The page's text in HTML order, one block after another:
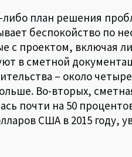
план решения
беспокойство по
с проектом, включая
в сметной
– около
Во-вторых,
почти на 50
США в 2015 году,